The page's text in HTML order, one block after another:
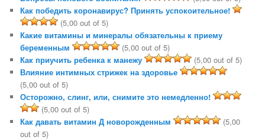
Как победить коронавирус? Принять успокоительное!
(5,00 out of 5)
Какие витамины и минералы обязательны к приему
беременным
(5,00 out of 5)
Как приучить ребенка к манежу
(5,00 out of 5)
Влияние интимных стрижек на здоровье
(5,00 out of 5)
Осторожно, слинг, или, снимите это немедленно!
(5,00 out of 5)
Как давать витамин Д новорожденным
(5,00
out of 5)